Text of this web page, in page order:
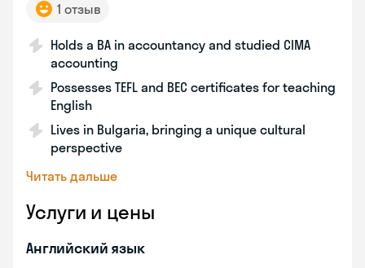
1 отзыв
Holds a BA in accountancy and studied CIMA
accounting
Possesses TEFL and BEC certificates for teaching
English
Lives in Bulgaria, bringing a unique cultural
perspective
Читать дальше
Услуги и цены
Английский язык